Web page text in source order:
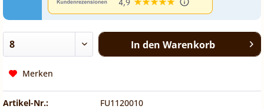
In den Warenkorb
Merken
Artikel-Nr.:
FU1120010